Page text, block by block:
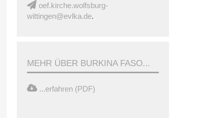
oef.kirche.wolfsburg-
wittingen@evlka.de.
MEHR ÜBER BURKINA FASO...
...erfahren (PDF)